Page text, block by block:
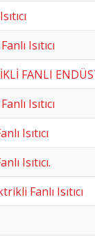
Isıtıcı
FANLI
Isıtıcı
Isıtıcı
Isıtıcı.
Fanlı Isıtıcı